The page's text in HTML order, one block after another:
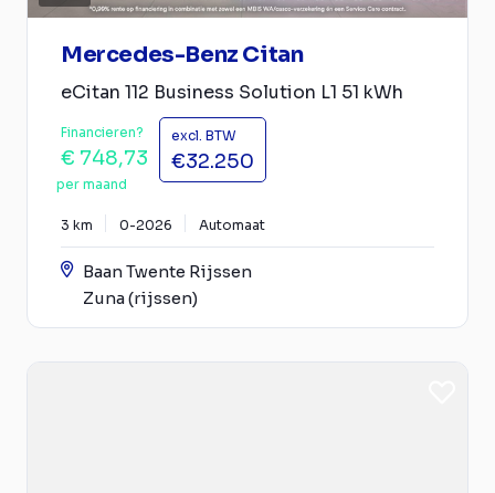
Mercedes-Benz Citan
eCitan 112 Business Solution L1 51 kWh
Financieren?
€ 748,73
per maand
excl. BTW
€32.250
3 km 0-2026 Automaat
Baan Twente Rijssen
Zuna (rijssen)